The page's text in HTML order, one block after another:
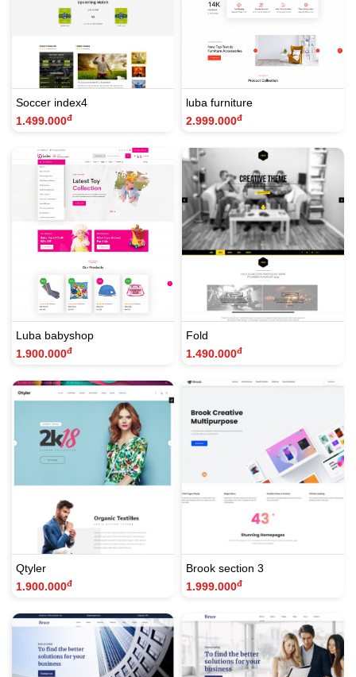
Soccer index4
1.499.000đ
luba furniture
2.999.000đ
Luba babyshop
1.900.000đ
Fold
1.490.000đ
Qtyler
1.900.000đ
Brook section 3
1.999.000đ